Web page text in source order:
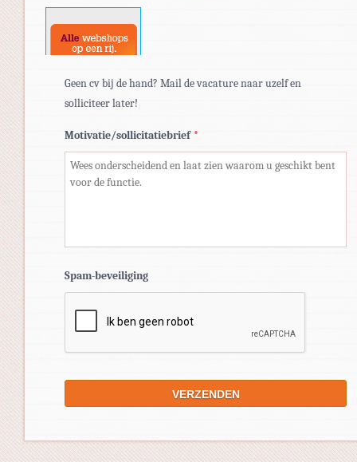
docx.
Geen cv bij de hand? Mail de vacature naar uzelf en
solliciteer later!
Motivatie/sollicitatiebrief *
Spam-beveiliging